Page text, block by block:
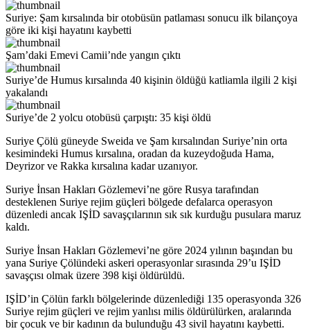
Suriye: Şam kırsalında bir otobüsün patlaması sonucu ilk bilançoya
göre iki kişi hayatını kaybetti
Şam’daki Emevi Camii’nde yangın çıktı
Suriye’de Humus kırsalında 40 kişinin öldüğü katliamla ilgili 2 kişi
yakalandı
Suriye’de 2 yolcu otobüsü çarpıştı: 35 kişi öldü
Suriye Çölü güneyde Sweida ve Şam kırsalından Suriye’nin orta
kesimindeki Humus kırsalına, oradan da kuzeydoğuda Hama,
Deyrizor ve Rakka kırsalına kadar uzanıyor.
Suriye İnsan Hakları Gözlemevi’ne göre Rusya tarafından
desteklenen Suriye rejim güçleri bölgede defalarca operasyon
düzenledi ancak IŞİD savaşçılarının sık sık kurduğu pusulara maruz
kaldı.
Suriye İnsan Hakları Gözlemevi’ne göre 2024 yılının başından bu
yana Suriye Çölündeki askeri operasyonlar sırasında 29’u IŞİD
savaşçısı olmak üzere 398 kişi öldürüldü.
IŞİD’in Çölün farklı bölgelerinde düzenlediği 135 operasyonda 326
Suriye rejim güçleri ve rejim yanlısı milis öldürülürken, aralarında
bir çocuk ve bir kadının da bulunduğu 43 sivil hayatını kaybetti.